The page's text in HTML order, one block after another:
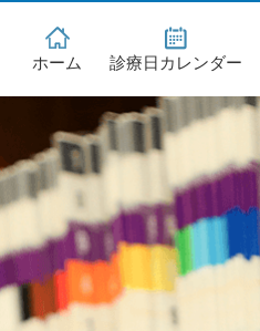
ホーム 診療日カレンダー